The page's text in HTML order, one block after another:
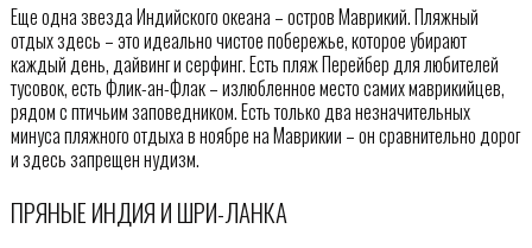
Еще одна звезда Индийского океана – остров Маврикий. Пляжный
отдых здесь – это идеально чистое побережье, которое убирают
каждый день, дайвинг и серфинг. Есть пляж Перейбер для любителей
тусовок, есть Флик-ан-Флак – излюбленное место самих маврикийцев,
рядом с птичьим заповедником. Есть только два незначительных
минуса пляжного отдыха в ноябре на Маврикии – он сравнительно дорог
и здесь запрещен нудизм.
ПРЯНЫЕ ИНДИЯ И ШРИ-ЛАНКА